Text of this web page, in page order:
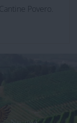
Povero.